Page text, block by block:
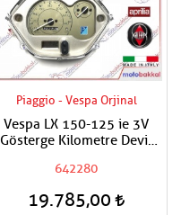
Piaggio - Vespa Orjinal
Vespa LX 150-125 ie 3V
Gösterge Kilometre Devir
642280
19.785,00